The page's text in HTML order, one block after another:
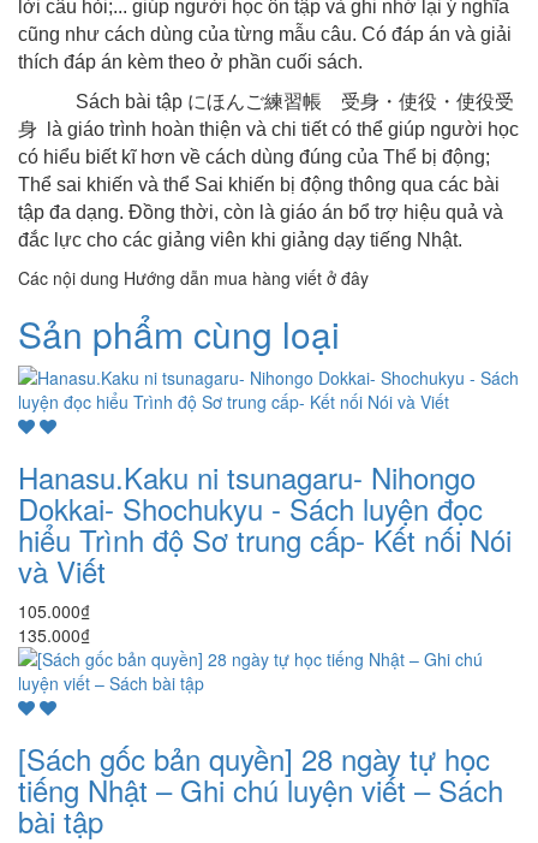
lời câu hỏi;... giúp người học ôn tập và ghi nhớ lại ý nghĩa
cũng như cách dùng của từng mẫu câu. Có đáp án và giải
thích đáp án kèm theo ở phần cuối sách.
Sách bài tập にほんご練習帳 受身 ・ 使役 ・ 使役受
身 là giáo trình hoàn thiện và chi tiết có thể giúp người học
có hiểu biết kĩ hơn về cách dùng đúng của Thể bị động;
Thể sai khiến và thể Sai khiến bị động thông qua các bài
tập đa dạng. Đồng thời, còn là giáo án bổ trợ hiệu quả và
đắc lực cho các giảng viên khi giảng dạy tiếng Nhật.
Các nội dung Hướng dẫn mua hàng viết ở đây
Sản phẩm cùng loại
Hanasu.Kaku ni tsunagaru- Nihongo
Dokkai- Shochukyu - Sách luyện đọc
hiểu Trình độ Sơ trung cấp- Kết nối Nói
và Viết
105.000₫
135.000₫
[Sách gốc bản quyền] 28 ngày tự học
tiếng Nhật – Ghi chú luyện viết – Sách
bài tập